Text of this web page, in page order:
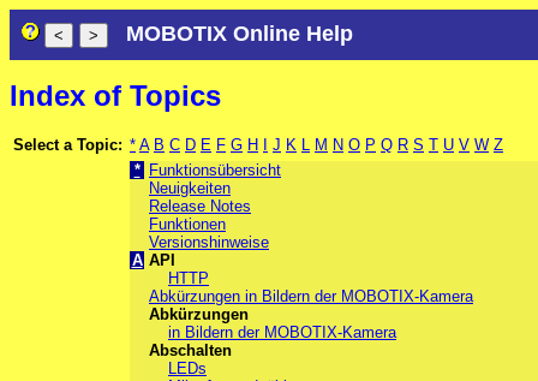
MOBOTIX Online Help
Index of Topics
Select a Topic: * A B C D E F G H J K L M N O P Q R S T U V W Z
*
Funktionsübersicht
Neuigkeiten
Release Notes
Funktionen
Versionshinweise
A API
HTTP
Abkürzungen in Bildern der MOBOTIX-Kamera
Abkürzungen
in Bildern der MOBOTIX-Kamera
Abschalten
LEDs